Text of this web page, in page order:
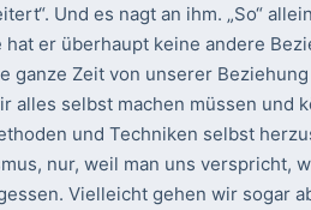
Und es nagt an ihm. „So“
er überhaupt keine andere
ganze Zeit von unserer
alles selbst machen müssen und
und Techniken selbst
nur, weil man uns verspricht,
Vielleicht gehen wir sogar